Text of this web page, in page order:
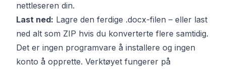
nettleseren din.
Last ned: Lagre den ferdige .docx-filen – eller last
ned alt som ZIP hvis du konverterte flere samtidig.
Det er ingen programvare å installere og ingen
konto å opprette. Verktøyet fungerer på